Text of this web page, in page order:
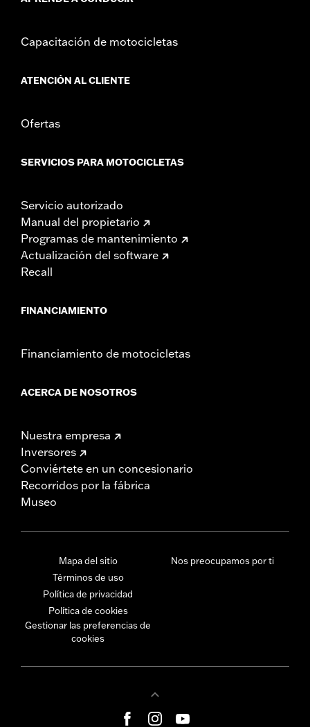
Capacitación de motocicletas
ATENCIÓN AL CLIENTE
Ofertas
SERVICIOS PARA MOTOCICLETAS
Servicio autorizado
Manual del propietario
Programas de mantenimiento
Actualización del software
Recall
FINANCIAMIENTO
Financiamiento de motocicletas
ACERCA DE NOSOTROS
Nuestra empresa
Inversores
Conviértete en un concesionario
Recorridos por la fábrica
Museo
Mapa del sitio
Términos de uso
Política de privacidad
Política de cookies
Gestionar las preferencias de
cookies
Nos preocupamos por ti